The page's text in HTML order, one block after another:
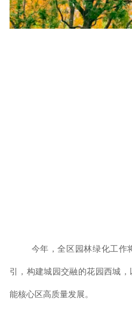
今年，全区园林绿化工作
引，构建城园交融的花园西城
能核心区高质量发展。